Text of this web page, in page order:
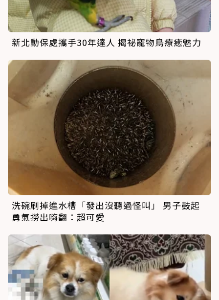
新北動保處攜手30年達人 揭祕寵物鳥療癒魅力
洗碗刷掉進水槽「發出沒聽過怪叫」 男子鼓起
勇氣撈出嗨翻：超可愛